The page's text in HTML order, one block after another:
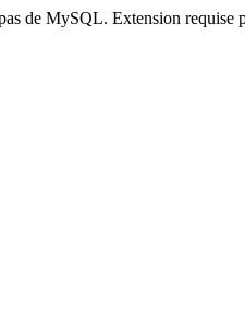
de MySQL. Extension requise